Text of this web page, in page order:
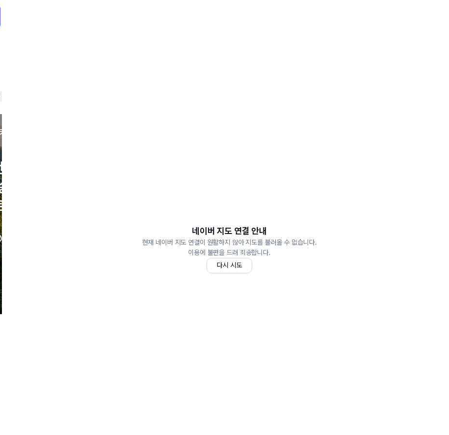
네이버 지도 연결 안내
현재 네이버 지도 연결이 원활하지 않아 지도를 불러올 수 없습니다.
이용에 불편을 드려 죄송합니다.
다시 시도